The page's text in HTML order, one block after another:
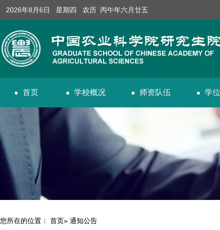
2026年8月6日 星期四 农历 丙午年六月廿五
首页 学校概况 师资队伍 学
您所在的位置： 首页» 通知公告